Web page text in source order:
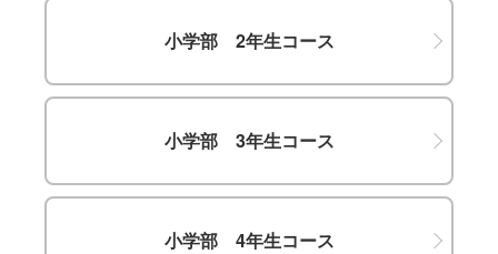
小学部 2年生コース
小学部 3年生コース
小学部 4年生コース